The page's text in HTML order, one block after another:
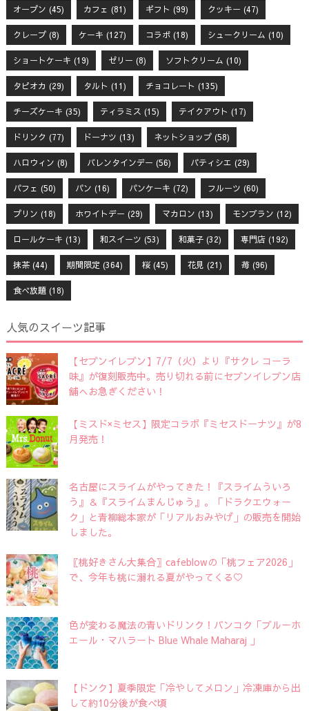
オープン (45) カフェ (81) ギフト (99) クッキー (47)
クレープ(8) ケーキ (127) コラボ(18) シュークリーム (10)
ショートケーキ (19) ゼリー (8) ソフトクリーム (10)
タピオカ (29) タルト (11) チョコレート (135)
チーズケーキ (35) ティラミス (15) テイクアウト (17)
ドリンク (77) ドーナツ (13) ネットショップ(58)
ハロウィン (8) バレンタインデー (56) パティシエ (29)
パフェ (50) パン (16) パンケーキ (72) フルーツ (60)
プリン (18) ホワイトデー (29) マカロン (13) モンブラン (12)
ロールケーキ (13) 和スイーツ (53) 和菓子(32) 専門店(192)
抹茶(44) 期間限定 (364) 桜(45) 花見 (21) 苺(96)
食べ放題(18)
人気のスイーツ記事
【セブンイレブン】7/7（火）より『サクレ コーラ
味』が復刻販売中。売り切れる前にセブンイレブン店
舗へお急ぎください！
【ミスド×ミセス】限定コラボ『ミセスドーナツ』が8
月発売！
名古屋にスライムがやってきた！『スライムういろ
う』＆『スライムまんじゅう』。「ドラクエウォー
ク」と青柳総本家が「リアルおみやげ」の販売を開始
しました。
〖桃好きさん大集合〗cafeblowの「桃フェア2026」
で、今年も桃に溺れる夏がやってくる♡
色が変わる魔法の青いドリンク！バンコク「ブルーホ
エール・マハラート Blue Whale Maharaj 」
【ドンク】夏季限定「冷やしてメロン」冷凍庫から出
して約10分後が食べ頃